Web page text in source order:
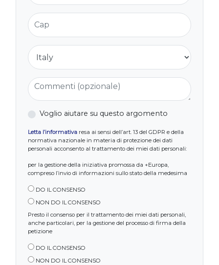
Cap
Nazione
Commenti (opzionale)
Voglio aiutare su questo argomento
Letta l’informativa resa ai sensi dell’art. 13 del GDPR e della
normativa nazionale in materia di protezione dei dati
personali acconsento al trattamento dei miei dati personali:
per la gestione della iniziativa promossa da +Europa,
compreso l’invio di informazioni sullo stato della medesima
DO IL CONSENSO
NON DO IL CONSENSO
Presto il consenso per il trattamento dei miei dati personali,
anche particolari, per la gestione del processo di firma della
petizione
DO IL CONSENSO
NON DO IL CONSENSO